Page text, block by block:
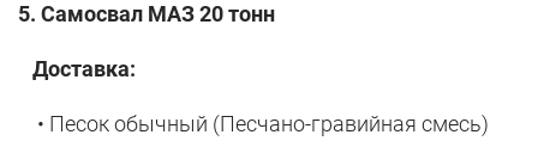
5. Самосвал МАЗ 20 тонн
Доставка:
• Песок обычный (Песчано-гравийная смесь)